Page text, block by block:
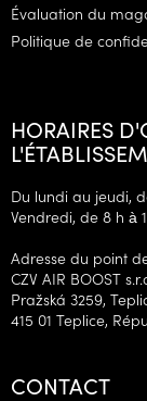
Évaluation du
Politique de
HORAIRES
Du lundi au jeudi,
Vendredi, de 8 h à
Adresse du point
CZV AIR BOOST
Pražská 3259,
415 01 Teplice,
CONTACT